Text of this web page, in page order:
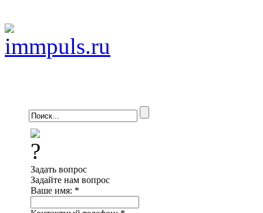
Задать вопрос
Задайте нам вопрос
Ваше имя: *